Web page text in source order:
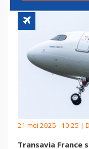
21 mei 2025 - 10:25 |
Transavia France